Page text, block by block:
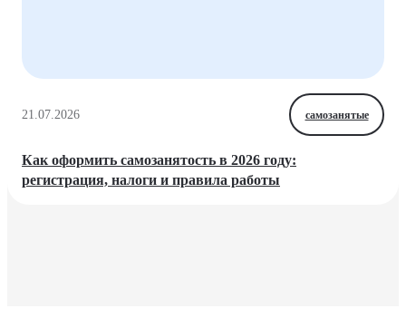
21.07.2026 самозанятые
Как оформить самозанятость в 2026 году:
регистрация, налоги и правила работы